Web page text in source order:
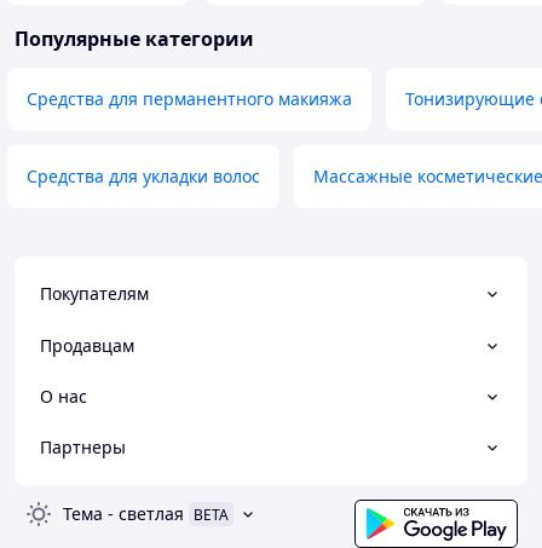
Популярные категории
Средства для перманентного макияжа Тонизирующие
Средства для укладки волос Массажные
Покупателям
Продавцам
О нас
Партнеры
Тема - светлая BETA